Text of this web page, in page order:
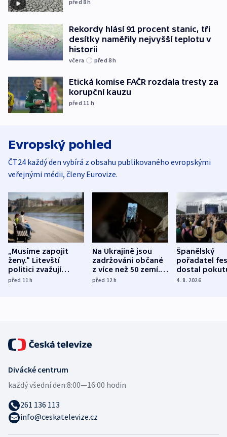
před 8h
Rekordy hlásí 91 procent stanic, tři
desítky naměřily nejvyšší teplotu v
historii
včera před 8h
Etická komise FAČR rozdala tresty za
korupční kauzu
před 11 h
Evropský pohled
ČT24 každý den vybírá z obsahu publikovaného evropskými
veřejnými médii, členy Eurovize.
„Musíme zapojit
ženy.“ Litevští
politici zvažují
dohodu o
před 11h
Na Ukrajině jsou
zadržováni občané
z více než 50 zemí.
Bojovali na straně
před 12h
Španělský
pořadatel
dostal
nekalé
4. 8. 2026
Divácké centrum
každý všední den:8:00—16:00 hodin
261 136 113
info@ceskatelevize.cz